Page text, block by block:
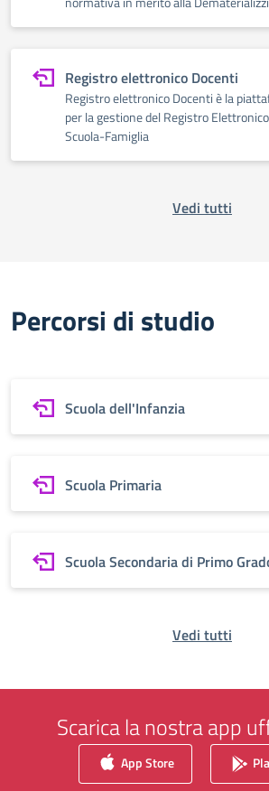
Registro elettronico Docenti
Registro elettronico Docenti è la
per la gestione del Registro
Scuola-Famiglia
Vedi tutti
Percorsi di studio
Scuola dell'Infanzia
Scuola Primaria
Scuola Secondaria di Primo
Vedi tutti
Scarica la nostra app
App Store